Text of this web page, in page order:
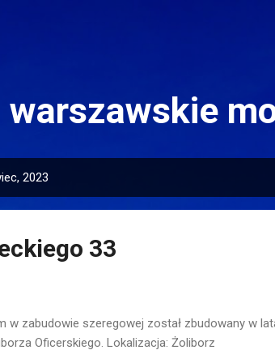
warszawskie
2023
33
w zabudowie szeregowej został zbudowany w
Oficerskiego. Lokalizacja: Żoliborz